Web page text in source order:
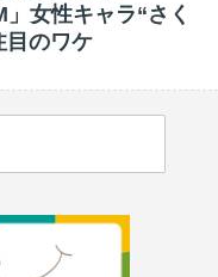
女性キャラ“さく
目のワケ